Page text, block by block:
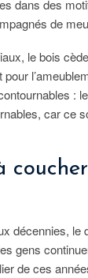
dans des
de
le bois
:
car ce
décennies, le
gens
de ces